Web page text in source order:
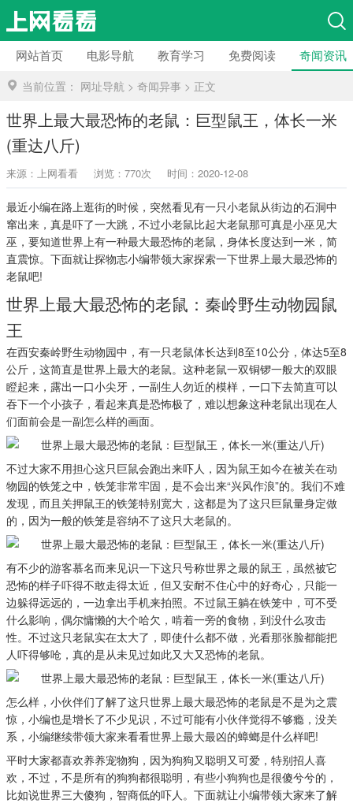
网站首页 电影导航 教育学习 免费阅读 奇闻资讯
当前位置： 网址导航 > 奇闻异事 > 正文
世界上最大最恐怖的老鼠：巨型鼠王，体长一米
(重达八斤)
来源：上网看看 浏览：770次 时间：2020-12-08
最近小编在路上逛街的时候，突然看见有一只小老鼠从街边的石洞中
窜出来，真是吓了一大跳，不过小老鼠比起大老鼠那可真是小巫见大
巫，要知道世界上有一种最大最恐怖的老鼠，身体长度达到一米，简
直震惊。下面就让探物志小编带领大家探索一下世界上最大最恐怖的
老鼠吧!
世界上最大最恐怖的老鼠：秦岭野生动物园鼠
王
在西安秦岭野生动物园中，有一只老鼠体长达到8至10公分，体达5至8
公斤，这简直是世界上最大的老鼠。这种老鼠一双铜锣一般大的双眼
瞪起来，露出一口小尖牙，一副生人勿近的模样，一口下去简直可以
吞下一个小孩子，看起来真是恐怖极了，难以想象这种老鼠出现在人
们面前会是一副怎么样的画面。
不过大家不用担心这只巨鼠会跑出来吓人，因为鼠王如今在被关在动
物园的铁笼之中，铁笼非常牢固，是不会出来“兴风作浪”的。我们不难
发现，而且关押鼠王的铁笼特别宽大，这都是为了这只巨鼠量身定做
的，因为一般的铁笼是容纳不了这只大老鼠的。
有不少的游客慕名而来见识一下这只号称世界之最的鼠王，虽然被它
恐怖的样子吓得不敢走得太近，但又安耐不住心中的好奇心，只能一
边躲得远远的，一边拿出手机来拍照。不过鼠王躺在铁笼中，可不受
什么影响，偶尔慵懒的大个哈欠，啃着一旁的食物，到没什么攻击
性。不过这只老鼠实在太大了，即使什么都不做，光看那张脸都能把
人吓得够呛，真的是从未见过如此又大又恐怖的老鼠。
怎么样，小伙伴们了解了这只世界上最大最恐怖的老鼠是不是为之震
惊，小编也是增长了不少见识，不过可能有小伙伴觉得不够瘾，没关
系，小编继续带领大家来看看世界上最大最凶的蟑螂是什么样吧!
平时大家都喜欢养养宠物狗，因为狗狗又聪明又可爱，特别招人喜
欢，不过，不是所有的狗狗都很聪明，有些小狗狗也是很傻兮兮的，
比如说世界三大傻狗，智商低的吓人。下面就让小编带领大家来了解